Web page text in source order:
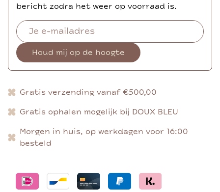
bericht zodra het weer op voorraad is.
Houd mij op de hoogte
Gratis verzending vanaf €500,00
Gratis ophalen mogelijk bij DOUX BLEU
Morgen in huis, op werkdagen voor 16:00
besteld